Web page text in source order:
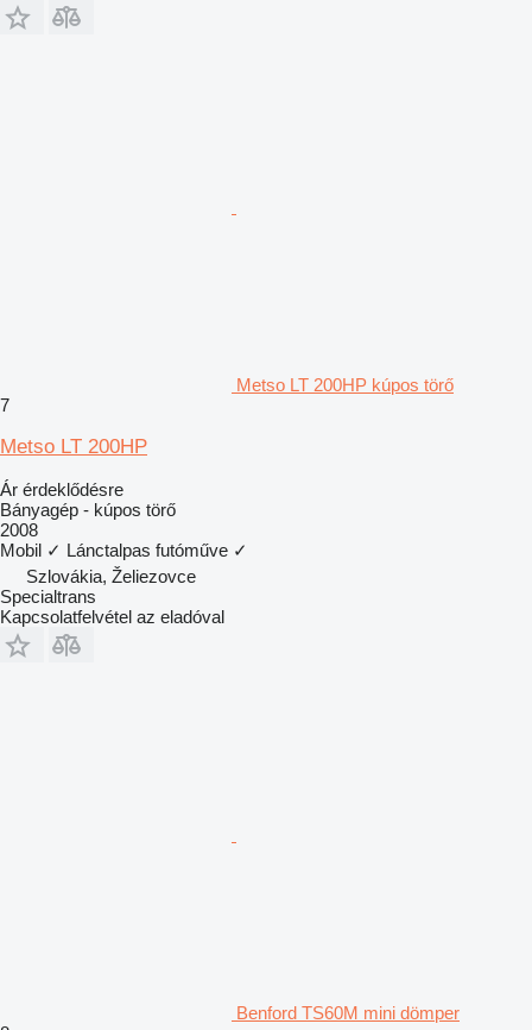
Metso LT 200HP kúpos törő
7
Metso LT 200HP
Ár érdeklődésre
Bányagép - kúpos törő
2008
Mobil ✓ Lánctalpas futóműve ✓
Szlovákia, Želiezovce
Specialtrans
Kapcsolatfelvétel az eladóval
Benford TS60M mini dömper